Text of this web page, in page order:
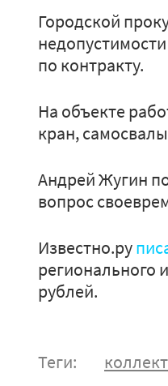
Городской
по контракту.
На объекте
кран,
Андрей Жугин
вопрос
Известно.ру
регионального
рублей.
Теги: